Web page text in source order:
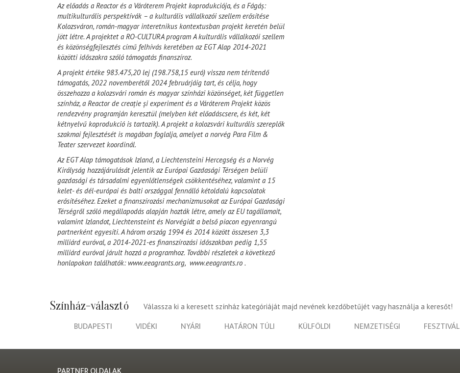
Az előadás a Reactor és a Váróterem Projekt koprodukciója, és a Fágáș:
multikulturális perspektívák – a kulturális vállalkozói szellem erősítése
Kolozsváron, román-magyar interetnikus kontextusban projekt keretén belül
jött létre. A projektet a RO-CULTURA program A kulturális vállalkozói szellem
és közönségfejlesztés című felhívás keretében az EGT Alap 2014-2021
közötti időszakra szóló támogatás finanszíroz.
A projekt értéke 983.475,20 lej (198.758,15 euró) vissza nem térítendő
támogatás, 2022 novemberétől 2024 februárjáig tart, és célja, hogy
összehozza a kolozsvári román és magyar színházi közönséget, két független
színház, a Reactor de creație și experiment és a Váróterem Projekt közös
rendezvény programján keresztül (melyben két előadáscsere, és két, két
kétnyelvű koprodukció is tartozik). A projekt a kolozsvári kulturális szereplők
szakmai fejlesztését is magában foglalja, amelyet a norvég Para Film &
Teater szervezet koordinál.
Az EGT Alap támogatások Izland, a Liechtensteini Hercegség és a Norvég
Királyság hozzájárulását jelentik az Európai Gazdasági Térségen belüli
gazdasági és társadalmi egyenlőtlenségek csökkentéséhez, valamint a 15
kelet- és dél-európai és balti országgal fennálló kétoldalú kapcsolatok
erősítéséhez. Ezeket a finanszírozási mechanizmusokat az Európai Gazdasági
Térségről szóló megállapodás alapján hozták létre, amely az EU tagállamait,
valamint Izlandot, Liechtensteint és Norvégiát a belső piacon egyenrangú
partnerként egyesíti. A három ország 1994 és 2014 között összesen 3,3
milliárd euróval, a 2014-2021-es finanszírozási időszakban pedig 1,55
milliárd euróval járult hozzá a programhoz. További részletek a következő
honlapokon találhatók: www.eeagrants.org, www.eeagrants.ro .
Színház-választó Válassza ki a keresett színház kategóriáját majd nevének kezdőbetűjét vagy használja a keresőt!
BUDAPESTI VIDÉKI NYÁRI HATÁRON TÚLI KÜLFÖLDI NEMZETISÉGI FESZTIVÁL